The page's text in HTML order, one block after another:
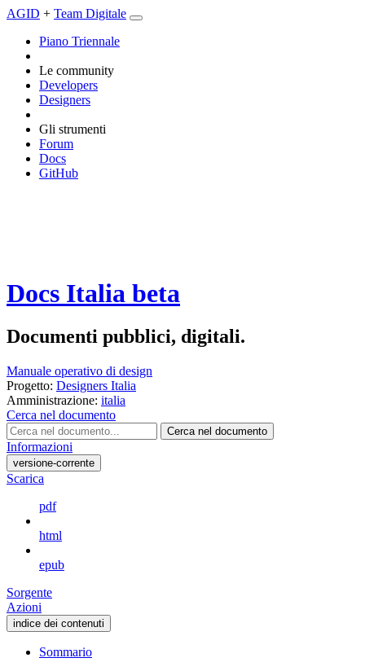
AGID + Team Digitale
Piano Triennale
Le community
Developers
Designers
Gli strumenti
Forum
Docs
GitHub
Docs Italia beta
Documenti pubblici, digitali.
Manuale operativo di design
Progetto: Designers Italia
Amministrazione: italia
Cerca nel documento
Cerca nel documento
Informazioni
versione-corrente
Scarica
pdf
html
epub
Sorgente
Azioni
indice dei contenuti
Sommario